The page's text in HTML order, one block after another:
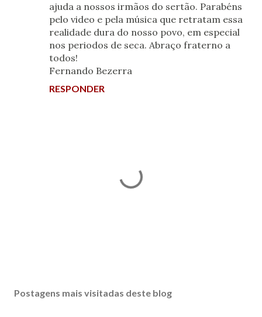
ajuda a nossos irmãos do sertão. Parabéns
pelo video e pela música que retratam essa
realidade dura do nosso povo, em especial
nos periodos de seca. Abraço fraterno a
todos!
Fernando Bezerra
RESPONDER
s
Postagens mais visitadas deste blog